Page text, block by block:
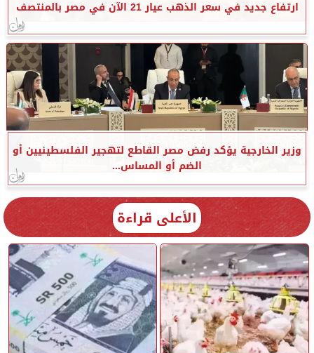
ارتفاع جديد في سعر الذهب عيار 21 الآن في مصر بالمنتصف
وزير الخارجية يؤكد رفض مصر القاطع لتهجير الفلسطينيين أو
الضم أو المساس...
الأعلى قراءة